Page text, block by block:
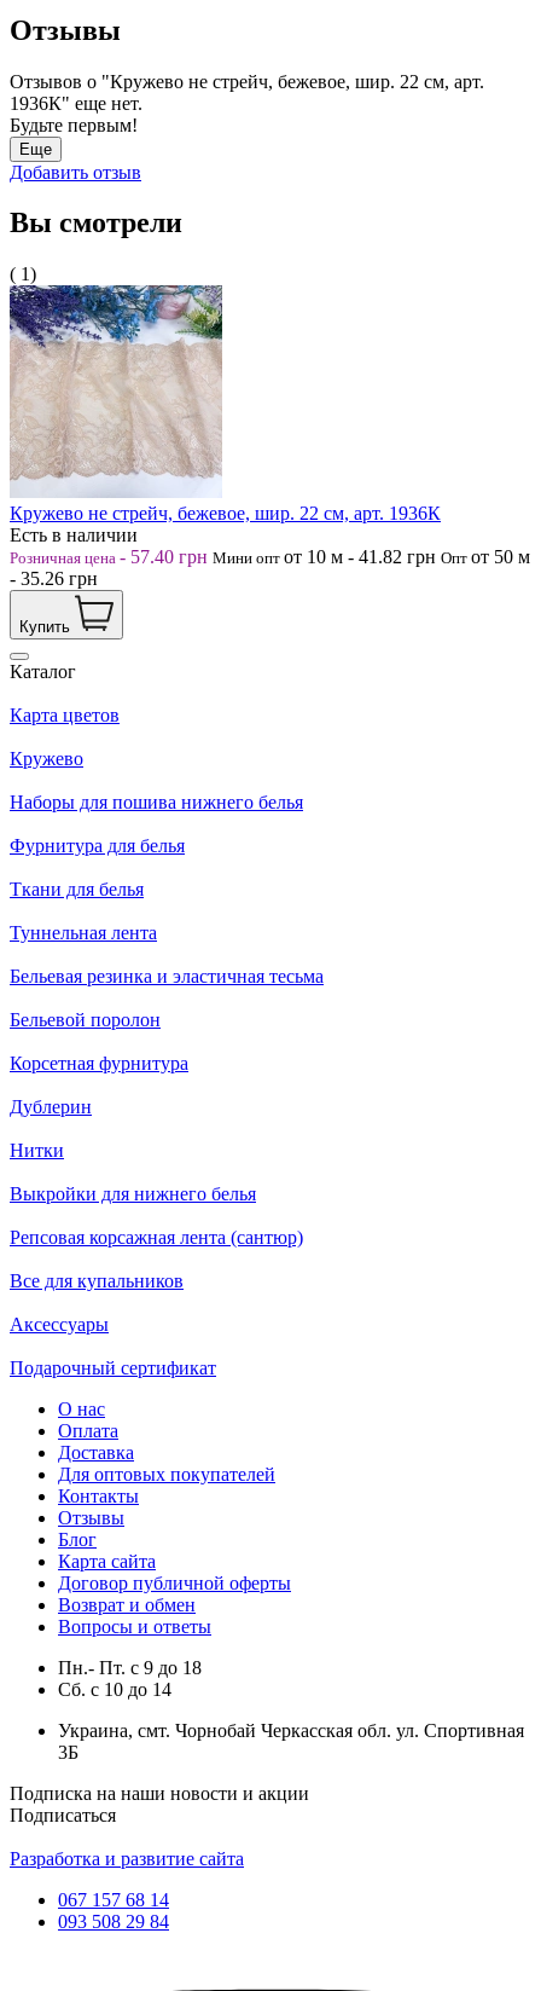
Отзывы
Отзывов о "Кружево не стрейч, бежевое, шир. 22 см, арт.
1936К" еще нет.
Будьте первым!
Еще
Добавить отзыв
Вы смотрели
( 1)
Кружево не стрейч, бежевое, шир. 22 см, арт. 1936К
Есть в наличии
Розничная цена - 57.40 грн Мини опт от 10 м - 41.82 грн Опт от 50 м
- 35.26 грн
Купить
Каталог
Карта цветов
Кружево
Наборы для пошива нижнего белья
Фурнитура для белья
Ткани для белья
Туннельная лента
Бельевая резинка и эластичная тесьма
Бельевой поролон
Корсетная фурнитура
Дублерин
Нитки
Выкройки для нижнего белья
Репсовая корсажная лента (сантюр)
Все для купальников
Аксессуары
Подарочный сертификат
О нас
Оплата
Доставка
Для оптовых покупателей
Контакты
Отзывы
Блог
Карта сайта
Договор публичной оферты
Возврат и обмен
Вопросы и ответы
Пн.- Пт. с 9 до 18
Сб. с 10 до 14
Украина, смт. Чорнобай Черкасская обл. ул. Спортивная
3Б
Подписка на наши новости и акции
Подписаться
Разработка и развитие сайта
067 157 68 14
093 508 29 84